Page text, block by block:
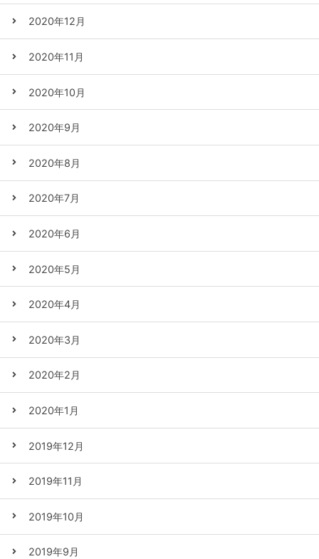
2020年12月
2020年11月
2020年10月
2020年9月
2020年8月
2020年7月
2020年6月
2020年5月
2020年4月
2020年3月
2020年2月
2020年1月
2019年12月
2019年11月
2019年10月
2019年9月